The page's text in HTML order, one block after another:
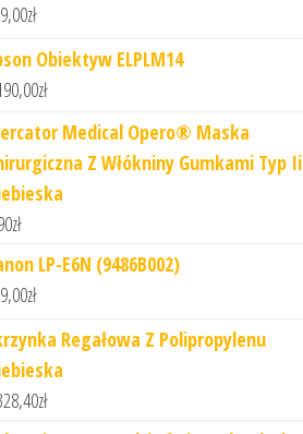
zł
Obiektyw ELPLM14
zł
Medical Opero® Maska
Z Włókniny Gumkami Typ Ii
zł
LP-E6N (9486B002)
zł
Regałowa Z Polipropylenu
zł